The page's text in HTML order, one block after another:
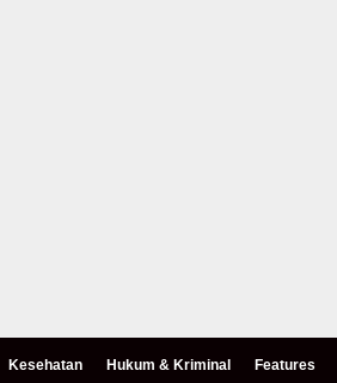
Kesehatan Hukum & Kriminal Features